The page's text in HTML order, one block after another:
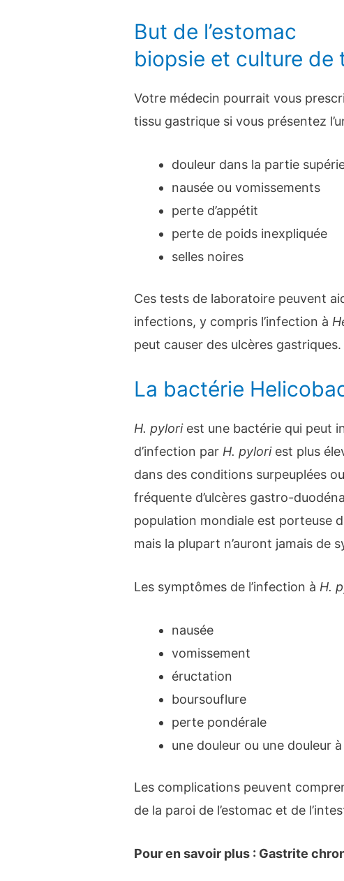
But de l’estomac
biopsie et culture de
Votre médecin pourrait vous
tissu gastrique si vous présentez
douleur dans la partie
nausée ou vomissements
perte d’appétit
perte de poids inexpliquée
selles noires
Ces tests de laboratoire peuvent
infections, y compris l’infection à
peut causer des ulcères gastriques.
La bactérie
H. pyloriest une bactérie qui peut
d’infection parH. pyloriest plus
dans des conditions surpeuplées
fréquente d’ulcères gastro-
population mondiale est porteuse
mais la plupart n’auront jamais de
Les symptômes de l’infection àH.
nausée
vomissement
éructation
boursouflure
perte pondérale
une douleur ou une douleur à
Les complications peuvent
de la paroi de l’estomac et de
Pour en savoir plus : Gastrite